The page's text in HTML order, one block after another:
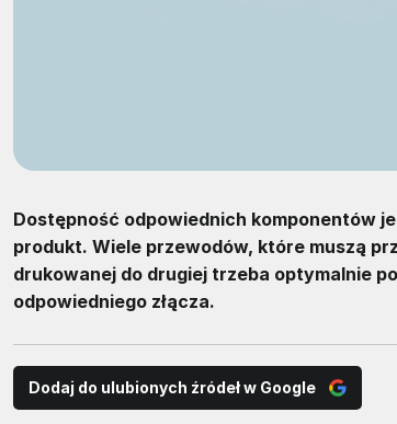
Dostępność odpowiednich komponentów
produkt. Wiele przewodów, które muszą
drukowanej do drugiej trzeba optymalnie
odpowiedniego złącza.
Dodaj do ulubionych źródeł w Google